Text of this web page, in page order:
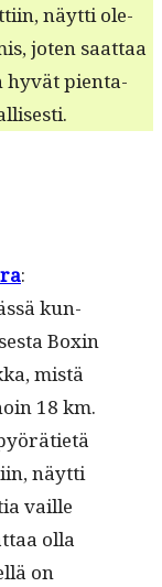
näyt­ti ole­
joten saat­taa
hyvät pienta­
:
kun­
Box­in
mis­tä
18 km.
näyt­ti
vail­le
olla
on